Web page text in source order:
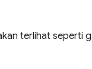
terlihat seperti